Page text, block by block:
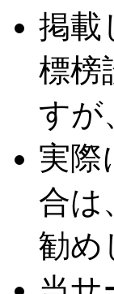
掲載
標榜
すが
実際
合は
勧め